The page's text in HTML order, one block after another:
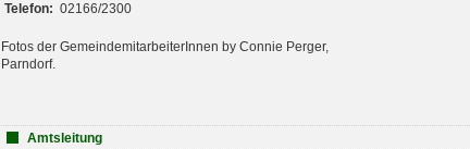
Telefon: 02166/2300
Fotos der GemeindemitarbeiterInnen by Connie Perger,
Parndorf.
Amtsleitung